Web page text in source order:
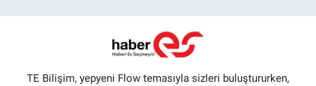
TE Bilişim, yepyeni Flow temasıyla sizleri buluştururken,